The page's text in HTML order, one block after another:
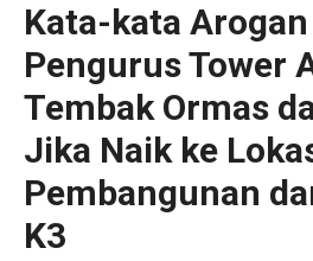
K‍ata-kata
Pengurus Tower
Tembak Ormas
Jika Naik ke
Pembangunan
K3